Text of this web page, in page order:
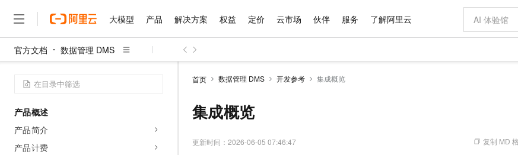
大模型 产品 解决方案 权益 定价 云市场 伙伴 服务 了解阿里云
官方文档 数据管理 DMS
产品概述
产品简介
产品计费
首页 数据管理 DMS 开发参考 集成概览
集成概览
更新时间： 2026-06-05 07:46:47 复制 MD
大模型
千问AI平台
产品
精选产品
精选产品
大模型服务与应用平台
多元化、高性能、安全可靠的大模型服务
解决方案
精选解决方案
精选解决方案
企业级Agent产品，直接交付可用成果
轻松解锁
权益 普惠上云
云服务器38元/年起，超值低价云产品抢先购
推荐新用户得奖励，单订单最高返9万
AI 特惠 AI 场景
从图文生
定价 产品定价
了解云产品的定价详情
云上成本管理
管理和优化成本
价格计算器
自助选配和估算价格
配置
云市场 精选商城
多端小程序
数据与 API 基础软
伙伴 成为销售伙伴
咨询伙伴
销售伙伴合作计划
成为产品伙伴 产品伙
服务 售前咨询
售后服务
自助服务
企业增值服务 阿里云
了解阿里云 为什么选择阿里云
技术领先
最佳实践 市场活